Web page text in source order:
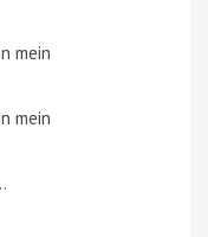
mein
mein